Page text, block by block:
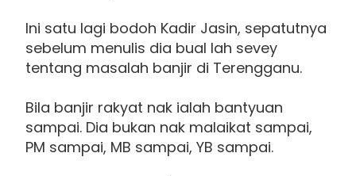
Ini satu lagi bodoh Kadir Jasin, sepatutnya
sebelum menulis dia bual lah sevey
tentang masalah banjir di Terengganu.
Bila banjir rakyat nak ialah bantyuan
sampai. Dia bukan nak malaikat sampai,
PM sampai, MB sampai, YB sampai.